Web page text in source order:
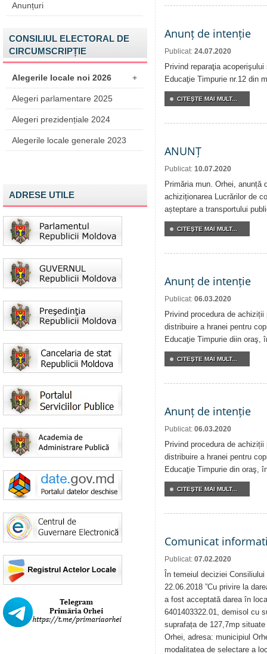
Anunțuri
CONSILIUL ELECTORAL DE
CIRCUMSCRIPȚIE
Alegerile locale noi 2026 +
Alegeri parlamentare 2025
Alegeri prezidențiale 2024
Alegerile locale generale 2023
ADRESE UTILE
Anunț de intenție
Publicat: 24.07.2020
Privind reparaţia
Educaţie Timpurie nr.12 din
CITEŞTE MAI MULT...
ANUNȚ
Publicat: 10.07.2020
Primăria mun. Orhei, anunță
achiziționarea Lucrărilor de
așteptare a transportului
CITEŞTE MAI MULT...
Anunț de intenție
Publicat: 06.03.2020
Privind procedura de
distribuire a hranei pentru
Educaţie Timpurie diin oraş,
CITEŞTE MAI MULT...
Anunț de intenție
Publicat: 06.03.2020
Privind procedura de
distribuire a hranei pentru
Educaţie Timpurie din oraş,
CITEŞTE MAI MULT...
Comunicat
Publicat: 07.02.2020
În temeiul deciziei
22.06.2018 ”Cu privire la
a fost acceptată darea în
6401403322.01, demisol cu
suprafața de 127,7mp
Orhei, adresa: municipiul
modalitatea de selectare a